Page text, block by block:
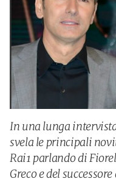
In una lunga
svela le principali
Rai1 parlando di
Greco e del